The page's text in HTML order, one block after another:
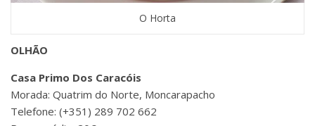
O Horta
OLHÃO
Casa Primo Dos Caracóis
Morada: Quatrim do Norte, Moncarapacho
Telefone: (+351) 289 702 662